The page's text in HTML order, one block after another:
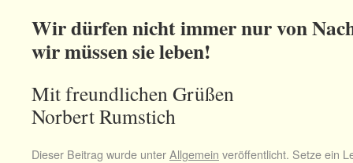
Wir dürfen nicht immer nur von
wir müssen sie leben!
Mit freundlichen Grüßen
Norbert Rumstich
Dieser Beitrag wurde unterAllgemein veröffentlicht. Setze ein